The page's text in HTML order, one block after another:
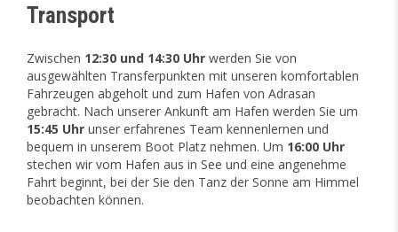
Transport
Zwischen 12:30 und 14:30 Uhr werden Sie von
ausgewählten Transferpunkten mit unseren komfortablen
Fahrzeugen abgeholt und zum Hafen von Adrasan
gebracht. Nach unserer Ankunft am Hafen werden Sie um
15:45 Uhr unser erfahrenes Team kennenlernen und
bequem in unserem Boot Platz nehmen. Um 16:00 Uhr
stechen wir vom Hafen aus in See und eine angenehme
Fahrt beginnt, bei der Sie den Tanz der Sonne am Himmel
beobachten können.